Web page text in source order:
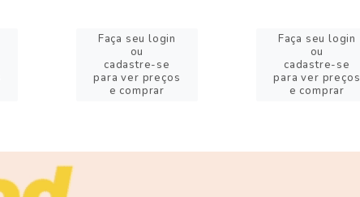
Faça seu login
ou
cadastre-se
para ver preços
e comprar
Faça seu login
ou
cadastre-se
para ver preços
e comprar